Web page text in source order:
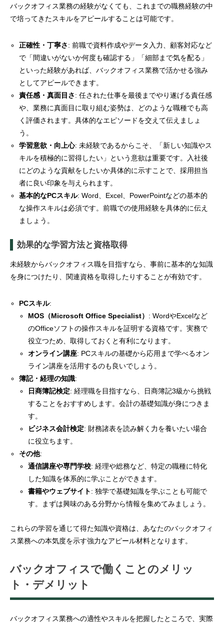
バックオフィス業務の経験がなくても、これまでの職務経験の中
で培ってきたスキルをアピールすることは可能です。
正確性・丁寧さ: 前職で資料作成やデータ入力、顧客対応など
で「間違いがないか何度も確認する」「細部まで気を配る」
といった経験があれば、バックオフィス業務で活かせる強み
としてアピールできます。
責任感・真面目さ: 任された仕事を最後までやり遂げる責任感
や、業務に真面目に取り組む姿勢は、どのような職種でも高
く評価されます。具体的なエピソードを交えて伝えましょ
う。
学習意欲・向上心: 未経験であるからこそ、「新しい知識やス
キルを積極的に習得したい」という意欲は重要です。入社後
にどのような貢献をしたいか具体的に示すことで、採用担当
者に良い印象を与えられます。
基本的なPCスキル: Word、Excel、PowerPointなどの基本的
な操作スキルは必須です。前職での使用経験を具体的に伝え
ましょう。
効果的な学習方法と資格取得
未経験からバックオフィス職を目指すなら、事前に基本的な知識
を身につけたり、関連資格を取得したりすることが有効です。
PCスキル:
MOS（Microsoft Office Specialist） : WordやExcelなど
のOfficeソフトの操作スキルを証明する資格です。実務で
役立つため、取得しておくと有利になります。
オンライン講座: PCスキルの基礎から応用まで学べるオン
ライン講座を活用するのも良いでしょう。
簿記・経理の知識:
日商簿記検定: 経理職を目指すなら、日商簿記3級から挑戦
することをおすすめします。会計の基礎知識が身につきま
す。
ビジネス会計検定: 財務諸表を読み解く力を養いたい場合
に役立ちます。
その他:
通信講座や専門学校: 経理や総務など、特定の職種に特化
した知識を体系的に学ぶことができます。
書籍やウェブサイト: 独学で基礎知識を学ぶことも可能で
す。まずは興味のある分野から情報を集めてみましょう。
これらの学習を通じて得た知識や資格は、あなたのバックオフィ
ス業務への本気度を示す強力なアピール材料となります。
バックオフィスで働くことのメリッ
ト・デメリット
バックオフィス業務への適性やスキルを把握したところで、実際